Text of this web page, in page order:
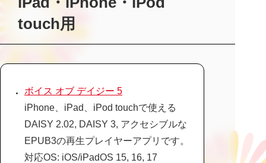
touch用
ボイス オブ デイジー 5
iPhone、iPad、iPod touchで使える
DAISY 2.02, DAISY 3, アクセシブルな
EPUB3の再生プレイヤーアプリです。
対応OS: iOS/iPadOS 15, 16, 17